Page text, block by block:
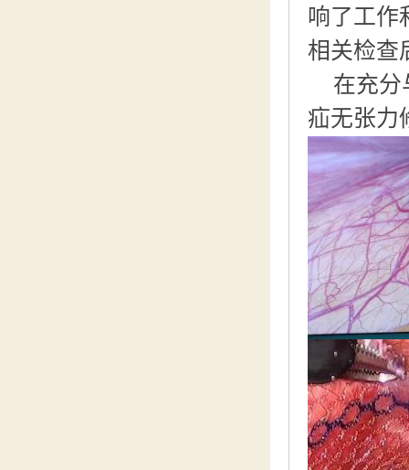
响了工作
相关检查
在充分
疝无张力